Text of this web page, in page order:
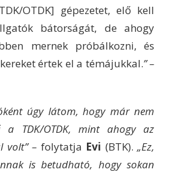
OTDK] gépezetet, elő kell
bátorságát, de ahogy
mernek próbálkozni, és
értek el a témájukkal.”–
úgy látom, hogy már nem
a TDK/OTDK, mint ahogy az
volt”– folytatja Evi (BTK). „Ez,
is betudható, hogy sokan